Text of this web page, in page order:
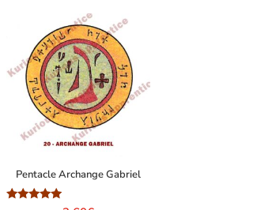
Pentacle Archange Gabriel